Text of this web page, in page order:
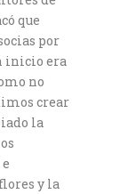
que
por
inicio era
no
crear
la
y la